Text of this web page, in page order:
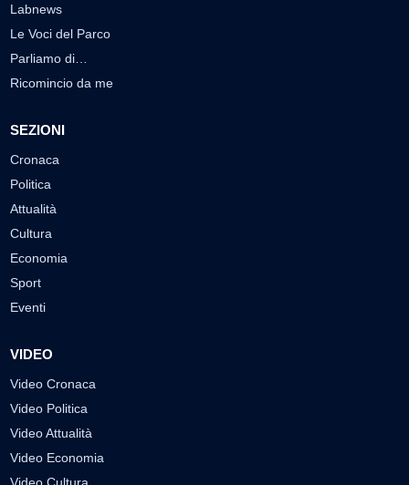
Labnews
Le Voci del Parco
Parliamo di…
Ricomincio da me
SEZIONI
Cronaca
Politica
Attualità
Cultura
Economia
Sport
Eventi
VIDEO
Video Cronaca
Video Politica
Video Attualità
Video Economia